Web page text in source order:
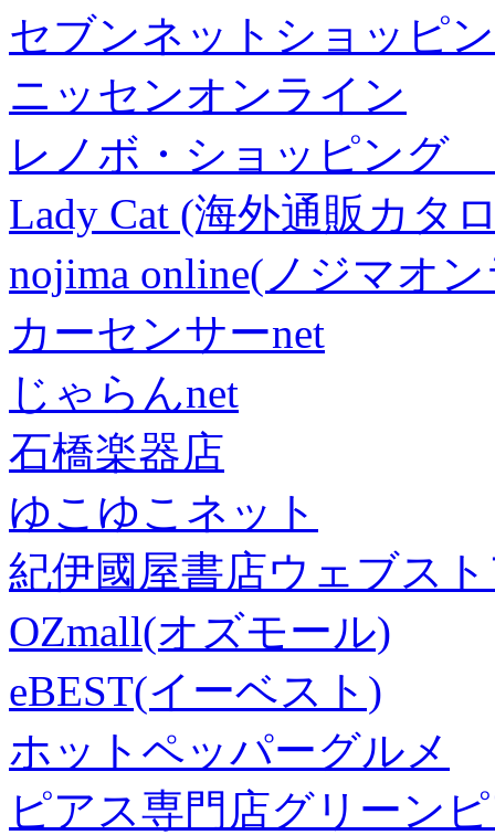
セブンネットショッピ
ニッセンオンライン
レノボ・ショッピング
Lady Cat (海外通販カタ
nojima online(ノジマオ
カーセンサーnet
じゃらんnet
石橋楽器店
ゆこゆこネット
紀伊國屋書店ウェブス
OZmall(オズモール)
eBEST(イーベスト)
ホットペッパーグルメ
ピアス専門店グリーン